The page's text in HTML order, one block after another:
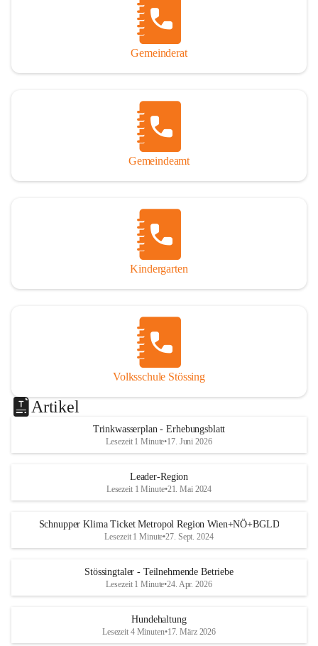
Gemeinderat
Gemeindeamt
Kindergarten
Volksschule Stössing
Artikel
Trinkwasserplan - Erhebungsblatt
Lesezeit 1 Minute•17. Juni 2026
Leader-Region
Lesezeit 1 Minute•21. Mai 2024
Schnupper Klima Ticket Metropol Region Wien+NÖ+BGLD
Lesezeit 1 Minute•27. Sept. 2024
Stössingtaler - Teilnehmende Betriebe
Lesezeit 1 Minute•24. Apr. 2026
Hundehaltung
Lesezeit 4 Minuten•17. März 2026